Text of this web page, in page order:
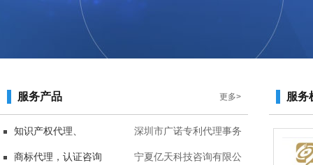
更多>
服务产品
深圳市广诺专利代理事务
所(普通合伙）宁夏分所
知识产权代理、
宁夏亿天科技咨询有限公
商标代理，认证咨询
服务